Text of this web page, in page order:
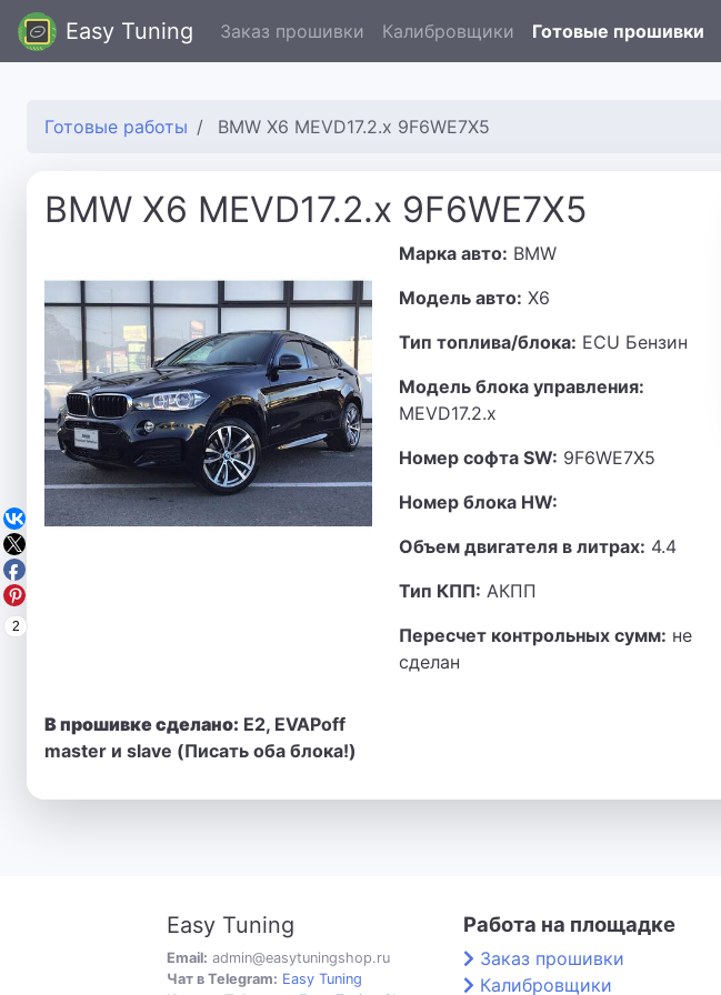
Easy Tuning Заказ прошивки Калибровщики Готовые прошивки
Готовые работы BMW X6 MEVD17.2.x 9F6WE7X5
BMW X6 MEVD17.2.x 9F6WE7X5
Марка авто: BMW
Модель авто: X6
Тип топлива/блока: ECU Бензин
Модель блока управления:
MEVD17.2.x
Номер софта SW: 9F6WE7X5
Номер блока HW:
Объем двигателя в литрах: 4.4
Тип КПП: АКПП
Пересчет контрольных сумм: не
сделан
В прошивке сделано: E2, EVAPoff
master и slave (Писать оба блока!)
2
Easy Tuning
Email: admin@easytuningshop.ru
Чат в Telegram: Easy Tuning
Работа на площадке
Заказ прошивки
Калибровщики